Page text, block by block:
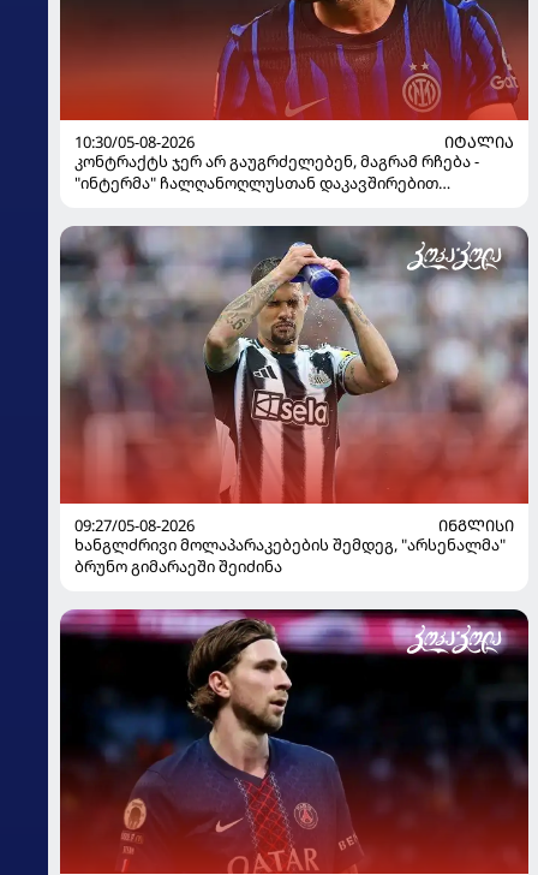
10:30/05-08-2026
ᲘᲢᲐᲚᲘᲐ
კონტრაქტს ჯერ არ გაუგრძელებენ, მაგრამ რჩება -
"ინტერმა" ჩალღანოღლუსთან დაკავშირებით
09:27/05-08-2026
ᲘᲜᲒᲚᲘᲡᲘ
ხანგლძრივი მოლაპარაკებების შემდეგ, "არსენალმა"
ბრუნო გიმარაეში შეიძინა